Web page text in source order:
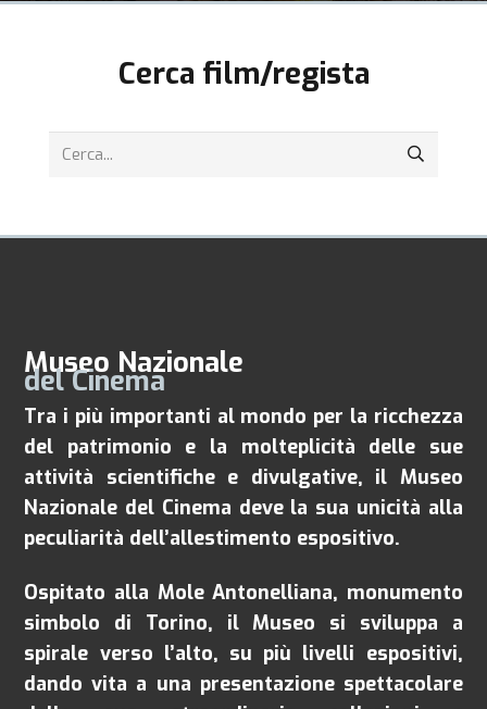
Cerca film/regista
Museo Nazionale
del Cinema
Tra i più importanti al mondo per la ricchezza
del patrimonio e la molteplicità delle sue
attività scientifiche e divulgative, il Museo
Nazionale del Cinema deve la sua unicità alla
peculiarità dell’allestimento espositivo.
Ospitato alla Mole Antonelliana, monumento
simbolo di Torino, il Museo si sviluppa a
spirale verso l’alto, su più livelli espositivi,
dando vita a una presentazione spettacolare